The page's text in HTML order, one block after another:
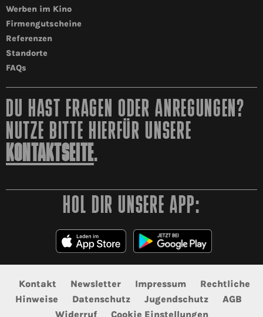
Werben im Kino
Firmengutscheine
Referenzen
Standorte
FAQs
DU HAST FRAGEN ODER ANREGUNGEN?
NUTZE BITTE HIERFÜR UNSERE
KONTAKTSEITE.
HOL DIR UNSERE APP:
Kontakt Newsletter Impressum
Rechtliche
Hinweise
Datenschutz Jugendschutz
AGB
Widerruf
Cookie Einstellungen